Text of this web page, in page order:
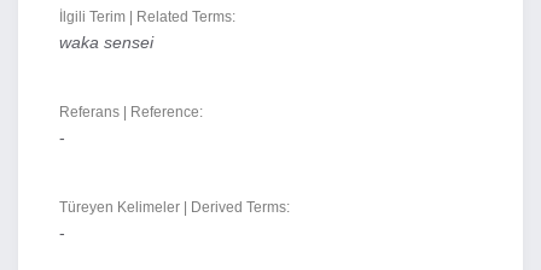
İlgili Terim | Related Terms:
waka sensei
Referans | Reference:
-
Türeyen Kelimeler | Derived Terms:
-